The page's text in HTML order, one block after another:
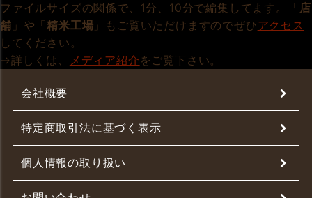
ファイルサイズの関係で、1分、10分で編集してます。「 店
舗 」や「精米工場 」もご覧いただけますのでぜひアクセス
してください。
→詳しくは、
メディア紹介 をご覧下さい。
会社概要
特定商取引法に基づく表示
個人情報の取り扱い